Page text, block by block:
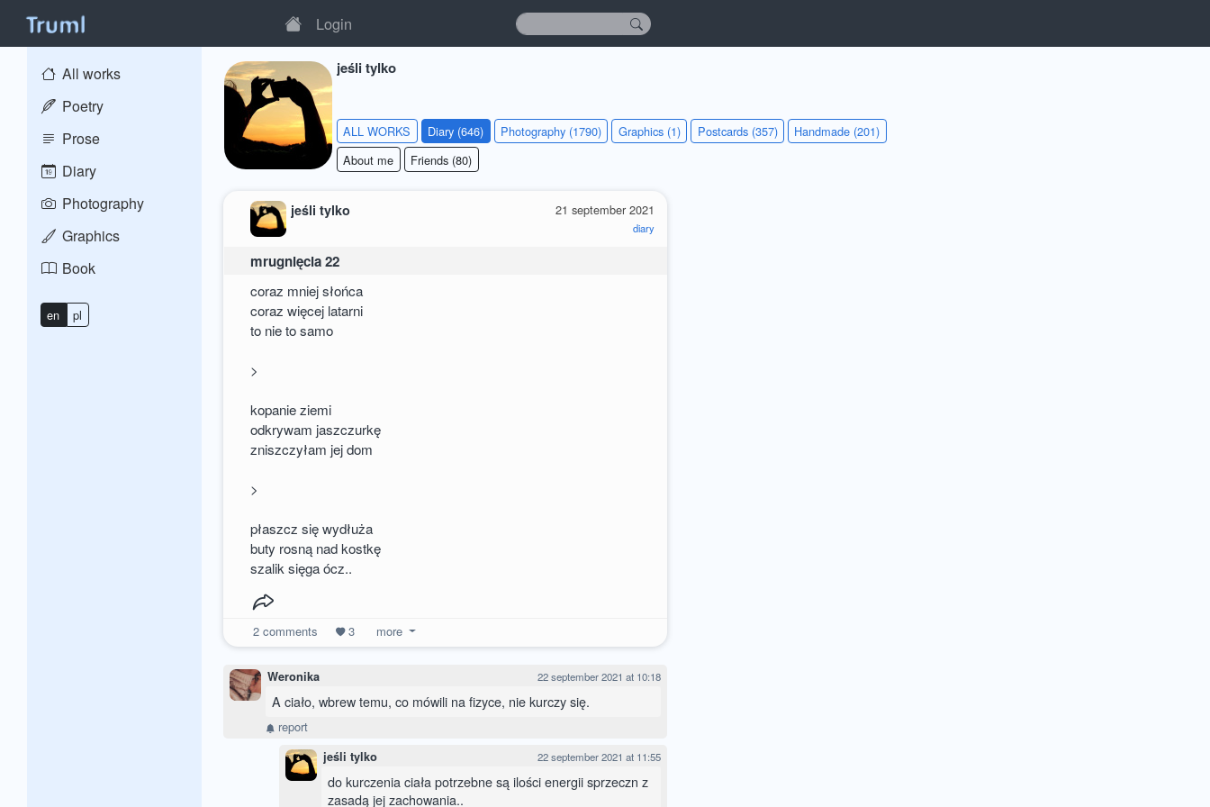
Login
All works
Poetry
Prose
Diary
Photography
Graphics
Book
en pl
jeśli tylko
ALL WORKS Diary (646) Photography (1790) Graphics (1) Postcards (357)
Handmade (201)
About me
Friends (80)
21 september 2021
diary
jeśli tylko
mrugnięcia 22
coraz mniej słońca
coraz więcej latarni
to nie to samo
>
kopanie ziemi
odkrywam jaszczurkę
zniszczyłam jej dom
>
płaszcz się wydłuża
buty rosną nad kostkę
szalik sięga ócz..
2comments 3 more
Weronika 22 september 2021 at 10:18
A ciało, wbrew temu, co mówili na fizyce, nie kurczy się.
report
jeśli tylko 22 september 2021 at 11:55
do kurczenia ciała potrzebne są ilości energii sprzeczn z
zasadą jej zachowania..